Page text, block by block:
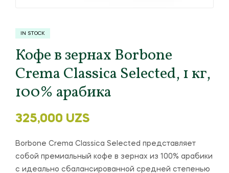
IN STOCK
Кофе в зернах Borbone
Crema Classica Selected, 1 кг,
100% арабика
325,000 UZS
Borbone Crema Classica Selected представляет
собой премиальный кофе в зернах из 100% арабики
с идеально сбалансированной средней степенью